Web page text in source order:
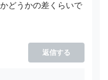
どうかの差くらいで
返信する